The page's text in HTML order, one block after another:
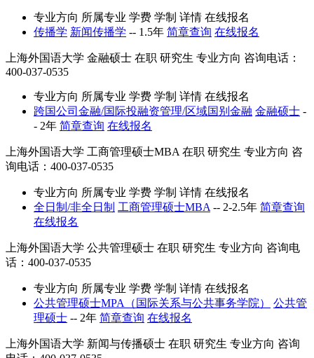
专业方向 所属专业 学费 学制 详情 在线报名
传播学 新闻传播学 -- 1.5年 简章查询 在线报名
上海外国语大学 金融硕士 在职 研究生 专业方向 咨询电话：
400-037-0535
专业方向 所属专业 学费 学制 详情 在线报名
跨国公司金融/国际投融资管理/区域国别金融 金融硕士 -
- 2年 简章查询 在线报名
上海外国语大学 工商管理硕士MBA 在职 研究生 专业方向 咨
询电话：400-037-0535
专业方向 所属专业 学费 学制 详情 在线报名
全日制/非全日制 工商管理硕士MBA -- 2-2.5年 简章查询
在线报名
上海外国语大学 公共管理硕士 在职 研究生 专业方向 咨询电
话：400-037-0535
专业方向 所属专业 学费 学制 详情 在线报名
公共管理硕士MPA（国际关系与公共事务学院）
公共管
理硕士 -- 2年 简章查询 在线报名
上海外国语大学 新闻与传播硕士 在职 研究生 专业方向 咨询